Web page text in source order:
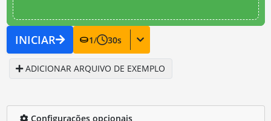
INICIAR 1/ 30s
ADICIONAR ARQUIVO DE EXEMPLO
Configurações opcionais